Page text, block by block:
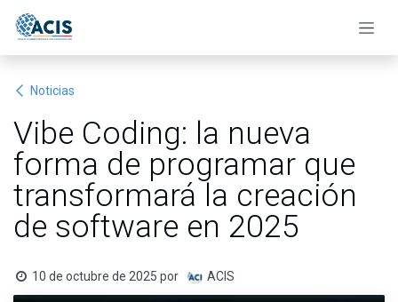
Noticias
Vibe Coding: la nueva
forma de programar que
transformará la creación
de software en 2025
10 de octubre de 2025 por ACIS